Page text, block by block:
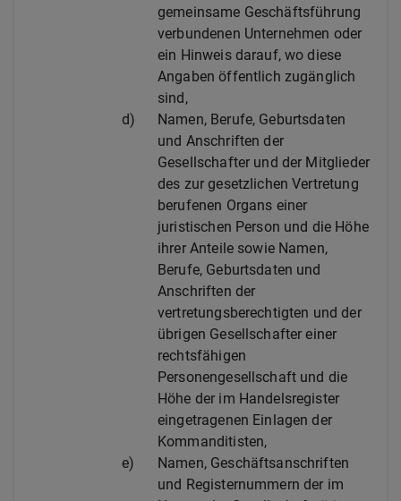
gemeinsame Geschäftsführung
verbundenen Unternehmen oder
ein Hinweis darauf, wo diese
Angaben öffentlich zugänglich
sind,
d)
Namen, Berufe, Geburtsdaten
und Anschriften der
Gesellschafter und der Mitglieder
des zur gesetzlichen Vertretung
berufenen Organs einer
juristischen Person und die Höhe
ihrer Anteile sowie Namen,
Berufe, Geburtsdaten und
Anschriften der
vertretungsberechtigten und der
übrigen Gesellschafter einer
rechtsfähigen
Personengesellschaft und die
Höhe der im Handelsregister
eingetragenen Einlagen der
Kommanditisten,
e)
Namen, Geschäftsanschriften
und Registernummern der im